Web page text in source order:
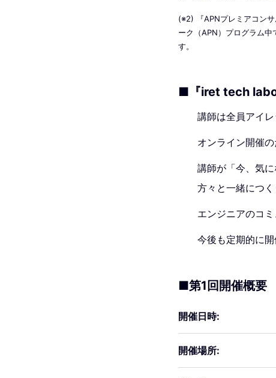
(※2) 『APNプレミアコン
ーク（APN）プログラム
す。
■『iret tech
講師は全員アイ
オンライン開催
講師が「今、気
方々と一緒につ
エンジニアのコ
今後も定期的に開
■第1回開催概要
開催日時:
開催場所: